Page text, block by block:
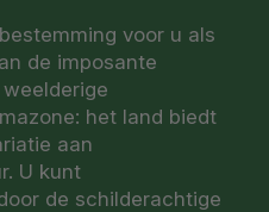
voor u als
de imposante
het land biedt
aan
U kunt
de schilderachtige